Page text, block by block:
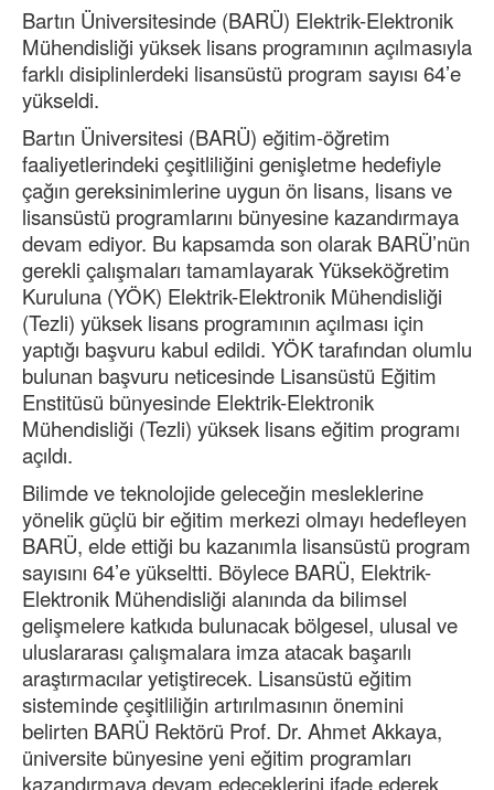
Bartın Üniversitesinde (BARÜ) Elektrik-Elektronik
Mühendisliği yüksek lisans programının açılmasıyla
farklı disiplinlerdeki lisansüstü program sayısı 64’e
yükseldi.
Bartın Üniversitesi (BARÜ) eğitim-öğretim
faaliyetlerindeki çeşitliliğini genişletme hedefiyle
çağın gereksinimlerine uygun ön lisans, lisans ve
lisansüstü programlarını bünyesine kazandırmaya
devam ediyor. Bu kapsamda son olarak BARÜ’nün
gerekli çalışmaları tamamlayarak Yükseköğretim
Kuruluna (YÖK) Elektrik-Elektronik Mühendisliği
(Tezli) yüksek lisans programının açılması için
yaptığı başvuru kabul edildi. YÖK tarafından olumlu
bulunan başvuru neticesinde Lisansüstü Eğitim
Enstitüsü bünyesinde Elektrik-Elektronik
Mühendisliği (Tezli) yüksek lisans eğitim programı
açıldı.
Bilimde ve teknolojide geleceğin mesleklerine
yönelik güçlü bir eğitim merkezi olmayı hedefleyen
BARÜ, elde ettiği bu kazanımla lisansüstü program
sayısını 64’e yükseltti. Böylece BARÜ, Elektrik-
Elektronik Mühendisliği alanında da bilimsel
gelişmelere katkıda bulunacak bölgesel, ulusal ve
uluslararası çalışmalara imza atacak başarılı
araştırmacılar yetiştirecek. Lisansüstü eğitim
sisteminde çeşitliliğin artırılmasının önemini
belirten BARÜ Rektörü Prof. Dr. Ahmet Akkaya,
üniversite bünyesine yeni eğitim programları
kazandırmaya devam edeceklerini ifade ederek